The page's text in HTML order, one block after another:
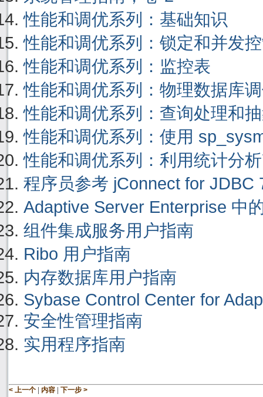
性能和调优系列：基础知识
性能和调优系列：锁定和并发
性能和调优系列：监控表
性能和调优系列：物理数据库
性能和调优系列：查询处理和
性能和调优系列：使用
性能和调优系列：利用统计分
程序员参考 jConnect for JDBC
Adaptive Server Enterprise 中
组件集成服务用户指南
Ribo 用户指南
内存数据库用户指南
Sybase Control Center for
安全性管理指南
实用程序指南
< 上一个 | 内容 | 下一步 >